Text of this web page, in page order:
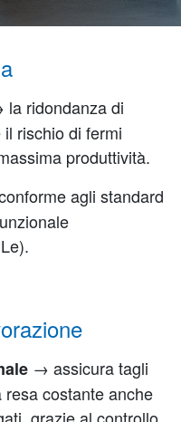
ridondanza di
rischio di fermi
produttività.
agli standard
→ assicura tagli
costante anche
grazie al controllo